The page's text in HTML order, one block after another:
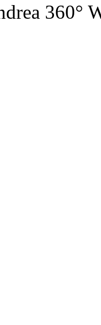
360°